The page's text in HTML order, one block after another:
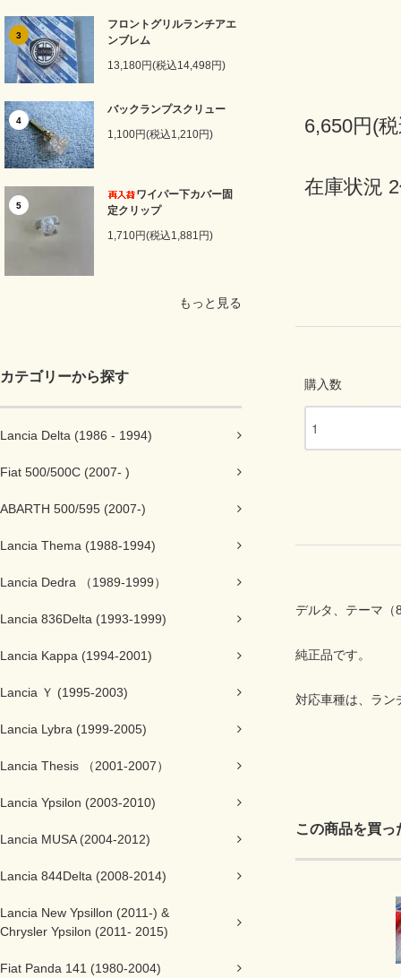
3
フロントグリルランチアエ
ンブレム
13,180円(税込14,498円)
4
バックランプスクリュー
1,100円(税込1,210円)
5
ワイパー下カバー固
定クリップ
1,710円(税込1,881円)
もっと見る
カテゴリーから探す
Lancia Delta (1986 - 1994)
Fiat 500/500C (2007- )
ABARTH 500/595 (2007-)
Lancia Thema (1988-1994)
Lancia Dedra （1989-1999）
Lancia 836Delta (1993-1999)
Lancia Kappa (1994-2001)
Lancia Ｙ (1995-2003)
Lancia Lybra (1999-2005)
Lancia Thesis （2001-2007）
Lancia Ypsilon (2003-2010)
Lancia MUSA (2004-2012)
Lancia 844Delta (2008-2014)
Lancia New Ypsillon (2011-) &
Chrysler Ypsilon (2011- 2015)
Fiat Panda 141 (1980-2004)
6,650円(
在庫状況
購入数
デルタ、テーマ（
純正品です。
対応車種は、ラン
この商品を買